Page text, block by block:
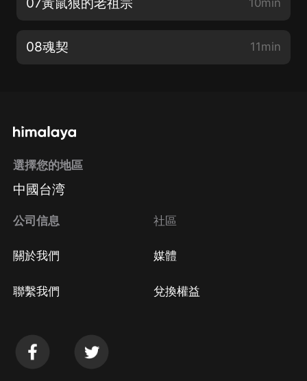
10min
08魂契 11min
選擇您的地區
中國台湾
公司信息
關於我們
聯繫我們
社區
媒體
兌換權益